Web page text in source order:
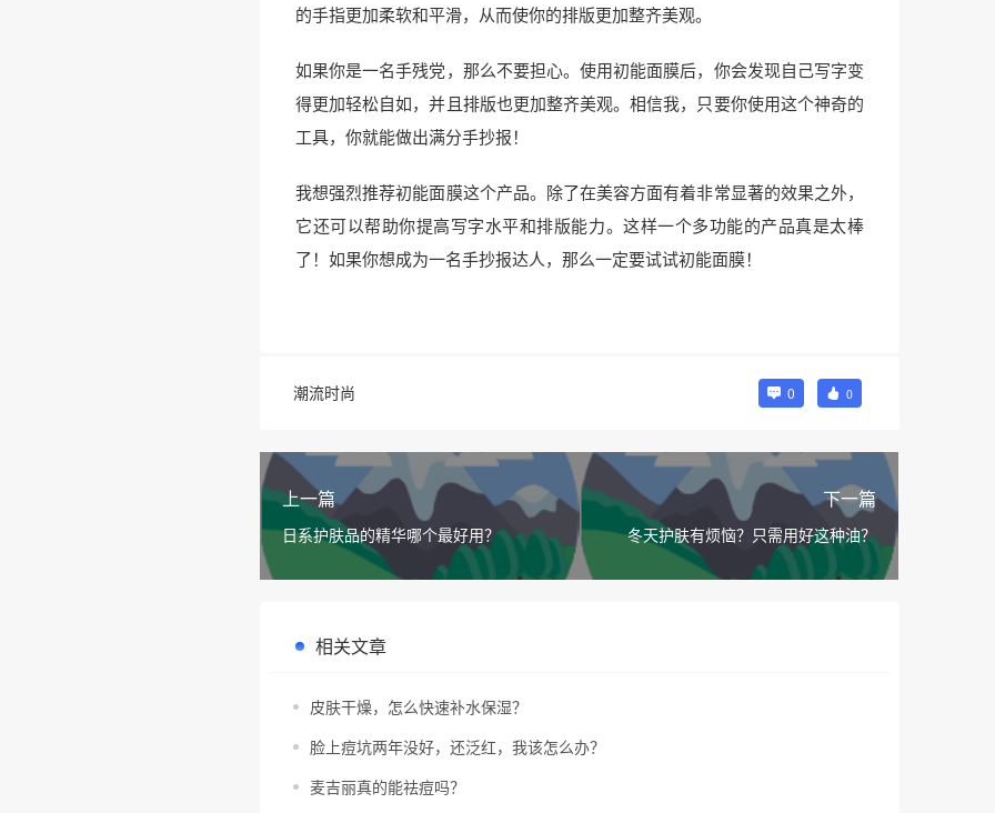
的手指更加柔软和平滑，从而使你的排版更加整齐美观。
如果你是一名手残党，那么不要担心。使用初能面膜后，你会发现自己写字变
得更加轻松自如，并且排版也更加整齐美观。相信我，只要你使用这个神奇的
工具，你就能做出满分手抄报！
我想强烈推荐初能面膜这个产品。除了在美容方面有着非常显著的效果之外，
它还可以帮助你提高写字水平和排版能力。这样一个多功能的产品真是太棒
了！如果你想成为一名手抄报达人，那么一定要试试初能面膜！
潮流时尚 0 0
上一篇
日系护肤品的精华哪个最好用？
下一篇
冬天护肤有烦恼？只需用好这种油？
相关文章
皮肤干燥，怎么快速补水保湿？
脸上痘坑两年没好，还泛红，我该怎么办？
麦吉丽真的能祛痘吗？